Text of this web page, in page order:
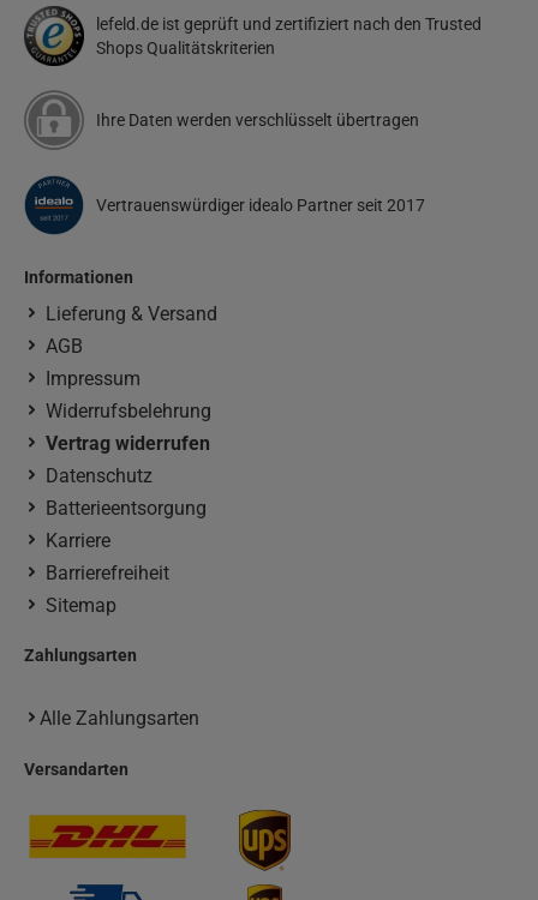
lefeld.de ist geprüft und zertifiziert nach den Trusted
Shops Qualitätskriterien
Ihre Daten werden verschlüsselt übertragen
Vertrauenswürdiger idealo Partner seit 2017
Informationen
Lieferung & Versand
AGB
Impressum
Widerrufsbelehrung
Vertrag widerrufen
Datenschutz
Batterieentsorgung
Karriere
Barrierefreiheit
Sitemap
Zahlungsarten
Alle Zahlungsarten
Versandarten